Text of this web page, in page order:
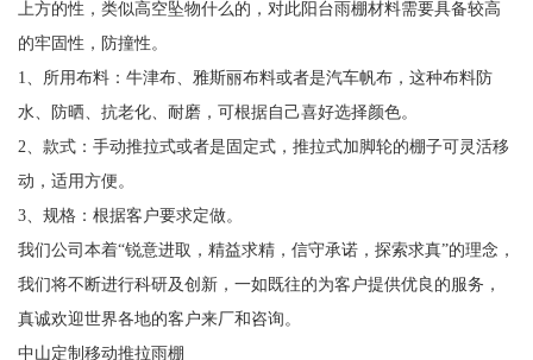
上方的性，类似高空坠物什么的，对此阳台雨棚材料需要具备较高
的牢固性，防撞性。
1、所用布料：牛津布、雅斯丽布料或者是汽车帆布，这种布料防
水、防晒、抗老化、耐磨，可根据自己喜好选择颜色。
2、款式：手动推拉式或者是固定式，推拉式加脚轮的棚子可灵活移
动，适用方便。
3、规格：根据客户要求定做。
我们公司本着“锐意进取，精益求精，信守承诺，探索求真”的理念，
我们将不断进行科研及创新，一如既往的为客户提供优良的服务，
真诚欢迎世界各地的客户来厂和咨询。
中山定制移动推拉雨棚